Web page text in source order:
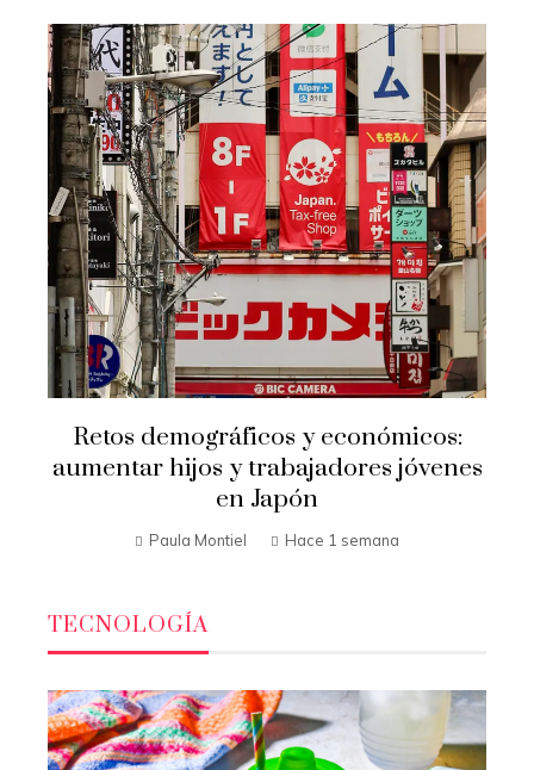
Retos demográficos y económicos:
aumentar hijos y trabajadores jóvenes
en Japón
Paula Montiel Hace 1 semana
TECNOLOGÍA